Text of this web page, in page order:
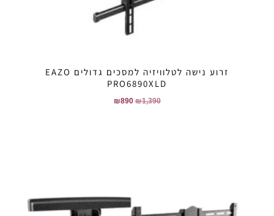
זרוע נישה לטלוויזיה למסכים גדולים EAZO
PRO6890XLD
₪1,390
₪890